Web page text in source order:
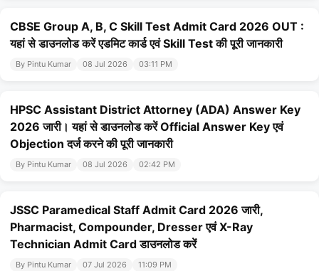
CBSE Group A, B, C Skill Test Admit Card 2026 OUT :
यहां से डाउनलोड करें एडमिट कार्ड एवं Skill Test की पूरी जानकारी
By Pintu Kumar 08 Jul 2026 03:11 PM
HPSC Assistant District Attorney (ADA) Answer Key
2026 जारी। यहां से डाउनलोड करें Official Answer Key एवं
Objection दर्ज करने की पूरी जानकारी
By Pintu Kumar 08 Jul 2026 02:42 PM
JSSC Paramedical Staff Admit Card 2026 जारी,
Pharmacist, Compounder, Dresser एवं X-Ray
Technician Admit Card डाउनलोड करें
By Pintu Kumar 07 Jul 2026 11:09 PM